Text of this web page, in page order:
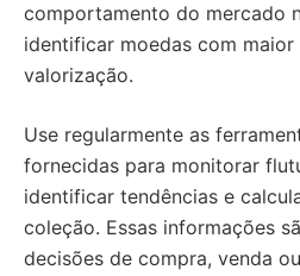
comportamento do mercado
identificar moedas com
valorização.
Use regularmente as
fornecidas para monitorar
identificar tendências e
coleção. Essas informações
decisões de compra, venda